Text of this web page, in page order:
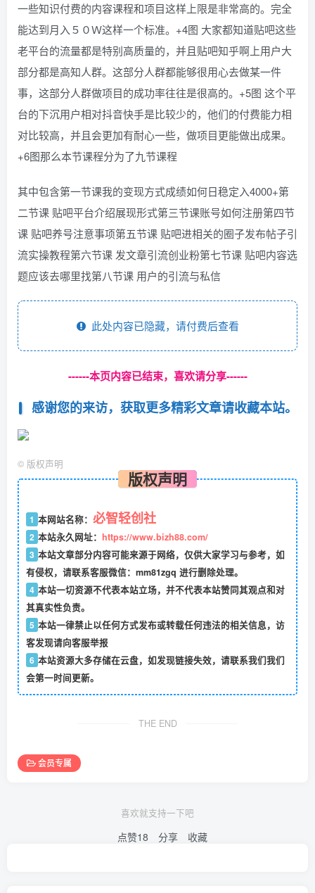
一些知识付费的内容课程和项目这样上限是非常高的。完全
能达到月入５０Ｗ这样一个标准。+4图 大家都知道贴吧这些
老平台的流量都是特别高质量的，并且贴吧知乎啊上用户大
部分都是高知人群。这部分人群都能够很用心去做某一件
事，这部分人群做项目的成功率往往是很高的。+5图 这个平
台的下沉用户相对抖音快手是比较少的，他们的付费能力相
对比较高，并且会更加有耐心一些，做项目更能做出成果。
+6图那么本节课程分为了九节课程
其中包含第一节课我的变现方式成绩如何日稳定入4000+第
二节课 贴吧平台介绍展现形式第三节课账号如何注册第四节
课 贴吧养号注意事项第五节课 贴吧进相关的圈子发布帖子引
流实操教程第六节课 发文章引流创业粉第七节课 贴吧内容选
题应该去哪里找第八节课 用户的引流与私信
此处内容已隐藏，请付费后查看
------本页内容已结束，喜欢请分享------
感谢您的来访，获取更多精彩文章请收藏本站。
© 版权声明
版权声明
1 本网站名称： 必智轻创社
2 本站永久网址： https://www.bizh88.com/
3 本站文章部分内容可能来源于网络，仅供大家学习与参考，如
有侵权，请联系客服微信：mm81zgq 进行删除处理。
4 本站一切资源不代表本站立场，并不代表本站赞同其观点和对
其真实性负责。
5 本站一律禁止以任何方式发布或转载任何违法的相关信息，访
客发现请向客服举报
6 本站资源大多存储在云盘，如发现链接失效，请联系我们我们
会第一时间更新。
THE END
会员专属
喜欢就支持一下吧
点赞18 分享 收藏